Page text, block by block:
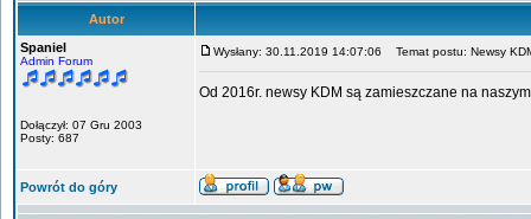
Autor
Spaniel
Admin Forum
Dołączył: 07 Gru 2003
Posty: 687
Wysłany: 30.11.2019 14:07:06 Temat postu: Newsy
Od 2016r. newsy KDM są zamieszczane na
Powrót do góry